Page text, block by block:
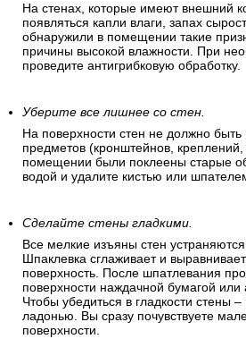
На стенах, которые имеют внешний
появляться капли влаги, запах
обнаружили в помещении такие
причины высокой влажности. При
проведите антигрибковую обработку.
Уберите все лишнее со стен.
На поверхности стен не должно быть
предметов (кронштейнов, креплений,
помещении были поклеены старые
водой и удалите кистью или
Сделайте стены гладкими.
Все мелкие изъяны стен
Шпаклевка сглаживает и
поверхность. После шпатлевания
поверхности наждачной бумагой или
Чтобы убедиться в гладкости стены
ладонью. Вы сразу почувствуете
поверхности.